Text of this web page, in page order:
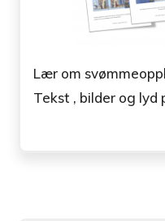
Lær om
Tekst , bilder og lyd